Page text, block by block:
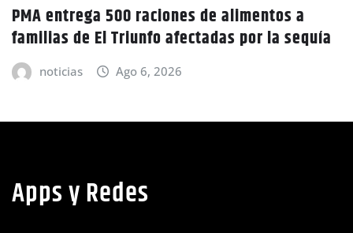
GOBIERNO HONDURAS NACIONALES
Honduras inicia nuevo censo poblacional tras
13 años sin datos actualizados